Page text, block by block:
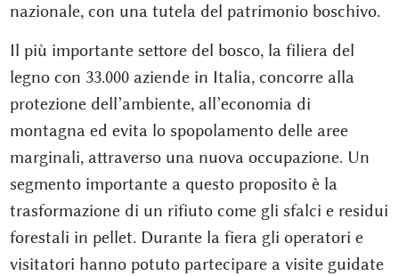
nazionale, con una tutela del patrimonio boschivo.
Il più importante settore del bosco, la filiera del
legno con 33.000 aziende in Italia, concorre alla
protezione dell’ambiente, all’economia di
montagna ed evita lo spopolamento delle aree
marginali, attraverso una nuova occupazione. Un
segmento importante a questo proposito è la
trasformazione di un rifiuto come gli sfalci e residui
forestali in pellet. Durante la fiera gli operatori e
visitatori hanno potuto partecipare a visite guidate